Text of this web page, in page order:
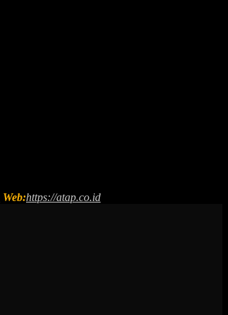
Web:https://atap.co.id